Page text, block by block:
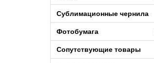
Сублимационные чернила
Фотобумага
Сопутствующие товары